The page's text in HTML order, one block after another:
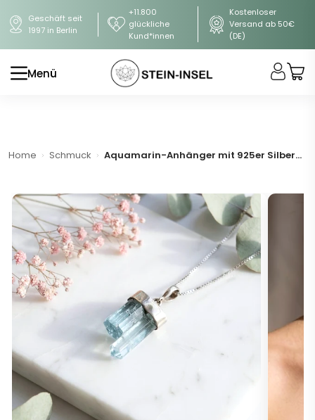
Geschäft seit
1997 in Berlin
+11.800
glückliche
Kund*innen
Kostenloser
Versand ab 50€
(DE)
Menü
Home Schmuck Aquamarin-Anhänger mit 925er Silberkette (AA-Qualität)